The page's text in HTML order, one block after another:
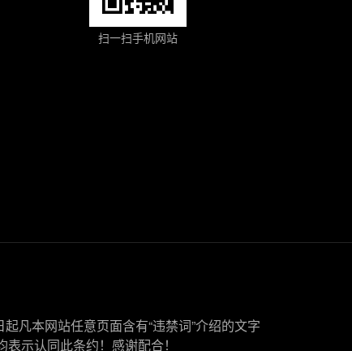
扫一扫手机网站
凡本网站任意页面含有“违禁词”介绍的文字
示认同此条约！感谢配合！